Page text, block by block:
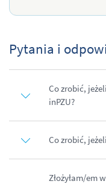
Pytania i
Co zrobić,
inPZU?
Co zrobić,
Złożyłam/em